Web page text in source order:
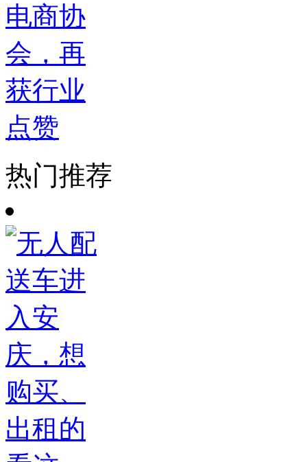
电商协
会，再
获行业
点赞
热门推荐